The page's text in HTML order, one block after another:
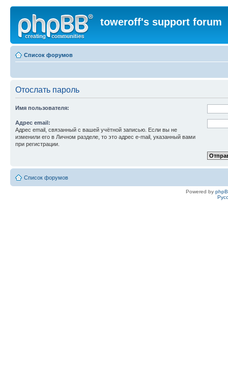
toweroff's support forum
Список форумов
Отослать пароль
Имя пользователя:
Адрес email:
Адрес email, связанный с вашей учётной записью. Если вы не
изменили его в Личном разделе, то это адрес e-mail, указанный вами
при регистрации.
Список форумов
Powered by